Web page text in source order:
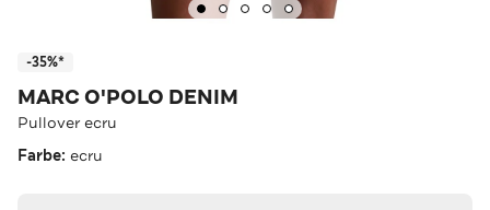
-35%*
MARC O'POLO DENIM
Pullover ecru
Farbe: ecru